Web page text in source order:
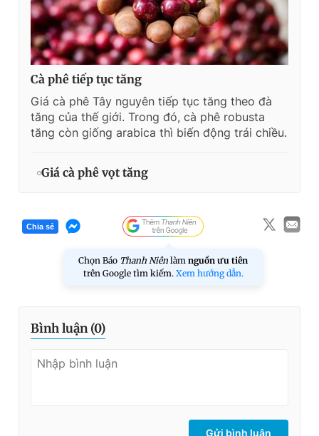
Cà phê tiếp tục tăng
Giá cà phê Tây nguyên tiếp tục tăng theo đà
tăng của thế giới. Trong đó, cà phê robusta
tăng còn giống arabica thì biến động trái chiều.
Giá cà phê vọt tăng
Chia sẻ
Chọn Báo Thanh Niên làm nguồn ưu tiên
trên Google tìm kiếm. Xem hướng dẫn.
Bình luận (0)
Gửi bình luận